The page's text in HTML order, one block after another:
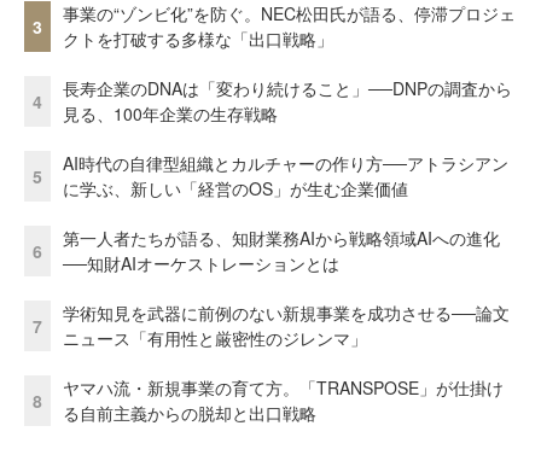
3
事業の“ゾンビ化”を防ぐ。NEC松田氏が語る、停滞プロジェ
クトを打破する多様な「出口戦略」
4
長寿企業のDNAは「変わり続けること」──DNPの調査から
見る、100年企業の生存戦略
5
AI時代の自律型組織とカルチャーの作り方──アトラシアン
に学ぶ、新しい「経営のOS」が生む企業価値
6
第一人者たちが語る、知財業務AIから戦略領域AIへの進化
──知財AIオーケストレーションとは
7
学術知見を武器に前例のない新規事業を成功させる──論文
ニュース「有用性と厳密性のジレンマ」
8
ヤマハ流・新規事業の育て方。「TRANSPOSE」が仕掛け
る自前主義からの脱却と出口戦略